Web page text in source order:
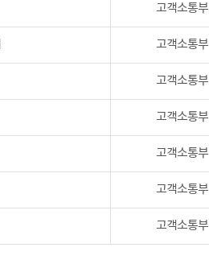
고객소통부
고객소통부
고객소통부
고객소통부
고객소통부
고객소통부
고객소통부